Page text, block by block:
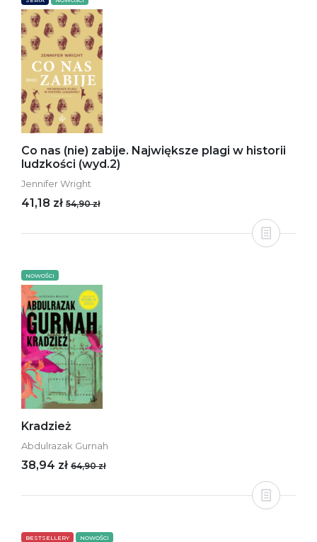
Co nas (nie) zabije. Największe plagi w historii
ludzkości (wyd.2)
Jennifer Wright
41,18 zł 54,90 zł
NOWOŚCI
Kradzież
Abdulrazak Gurnah
38,94 zł 64,90 zł
BESTSELLERY NOWOŚCI